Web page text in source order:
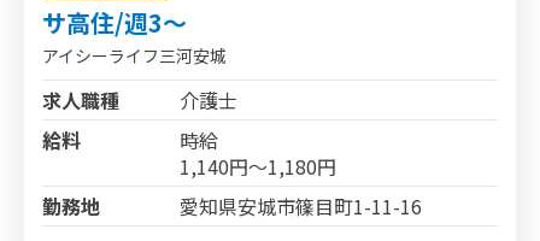
サ高住/週3～
アイシーライフ三河安城
求人職種
介護士
給料
時給
1,140円～1,180円
勤務地
愛知県安城市篠目町1-11-16